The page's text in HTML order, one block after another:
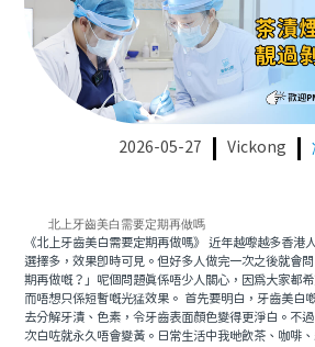
2026-05-27 Vickong
北上牙齒美白需要定期再做嗎
《北上牙齒美白需要定期再做嗎》 近年越嚟越多香港
選擇多，效果即時可見。但好多人做完一次之後就會
期再做嘅？」呢個問題真係唔少人關心，因為大家都
而唔想只係短暫嘅光猛效果。 首先要明白，牙齒美白
去分解牙漬、色素，令牙齒表面顏色變得更淨白。不
次白咗就永久唔會變黃。日常生活中我哋飲茶、咖啡